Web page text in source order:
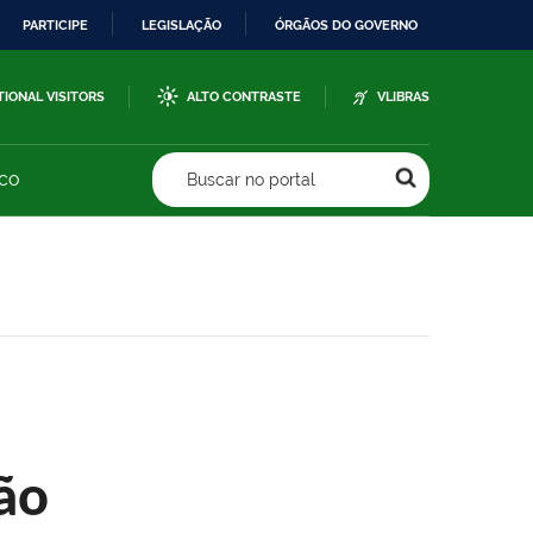
PARTICIPE LEGISLAÇÃO ÓRGÃOS DO GOVERNO
VISITORS ALTO CONTRASTE VLIBRAS
Buscar no portal